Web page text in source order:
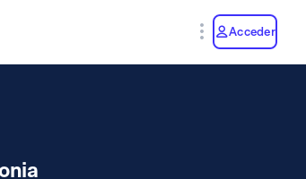
Acceder